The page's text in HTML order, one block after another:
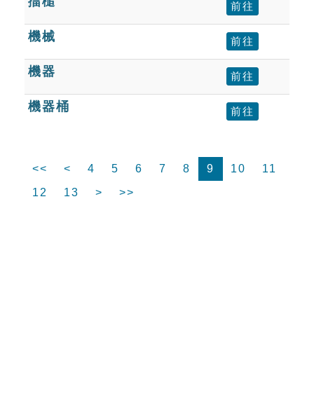
前往
機械 前往
機器 前往
機器桶 前往
<< < 4 5 6 7 8 9 10
11
12
13 > >>